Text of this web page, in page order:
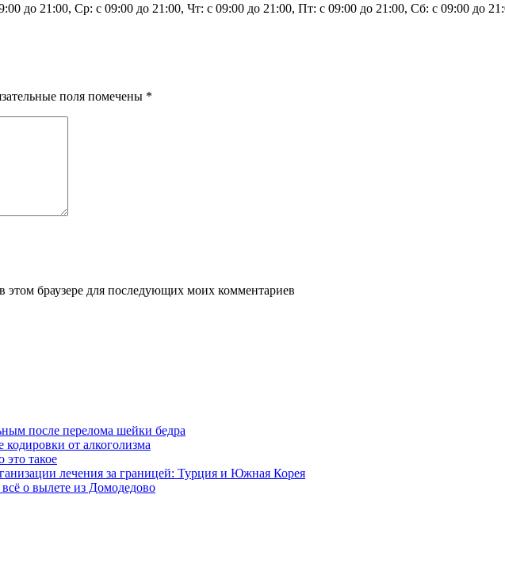
до 21:00, Ср: с 09:00 до 21:00, Чт: с 09:00 до 21:00, Пт: с 09:00 до 21:00, Сб: с 09:00 до
поля помечены *
этом браузере для последующих моих комментариев
после перелома шейки бедра
кодировки от алкоголизма
это такое
лечения за границей: Турция и Южная Корея
о вылете из Домодедово